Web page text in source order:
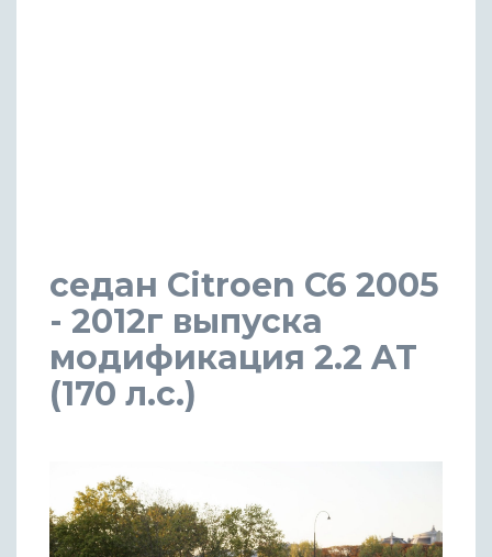
седан Citroen C6 2005
- 2012г выпуска
модификация 2.2 AT
(170 л.с.)